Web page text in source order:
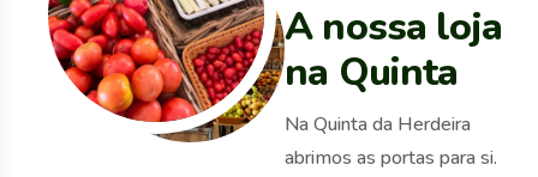
A nossa loja
na Quinta
Na Quinta da Herdeira
abrimos as portas para si.